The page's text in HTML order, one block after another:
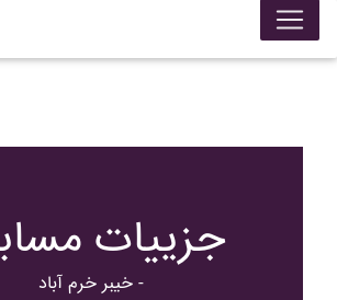
جزییات
خيبر خرم آباد -